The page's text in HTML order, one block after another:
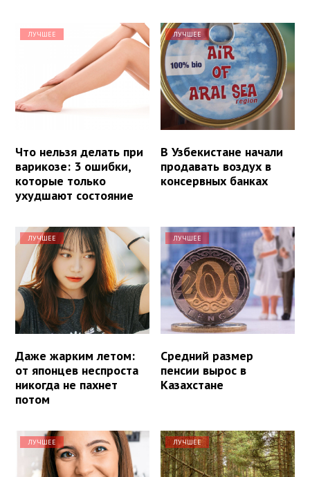
ЛУЧШЕЕ
Что нельзя делать при
варикозе: 3 ошибки,
которые только
ухудшают состояние
ЛУЧШЕЕ
В Узбекистане начали
продавать воздух в
консервных банках
ЛУЧШЕЕ
Даже жарким летом:
от японцев неспроста
никогда не пахнет
потом
ЛУЧШЕЕ
Средний размер
пенсии вырос в
Казахстане
ЛУЧШЕЕ ЛУЧШЕЕ